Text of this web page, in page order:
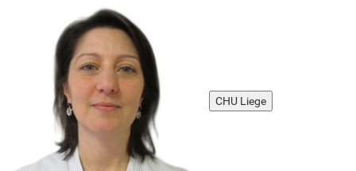
CHU Liege